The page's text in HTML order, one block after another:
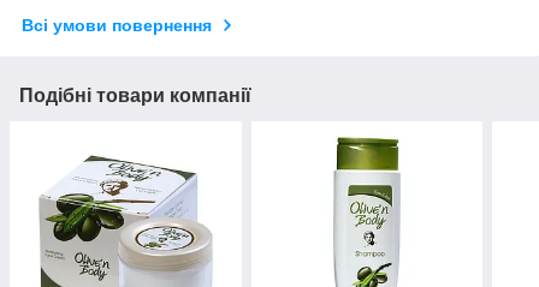
Всі умови повернення
Подібні товари компанії